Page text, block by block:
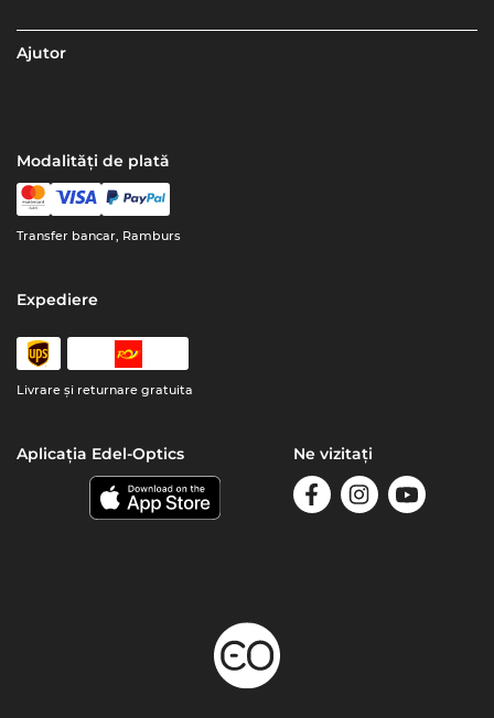
Ajutor
Modalități de plată
Transfer bancar, Ramburs
Expediere
Livrare şi returnare gratuita
Aplicația Edel-Optics Ne vizitați